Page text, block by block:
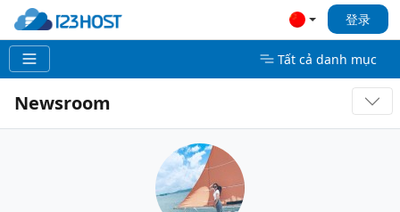
登录
Tất cả danh mục
Newsroom